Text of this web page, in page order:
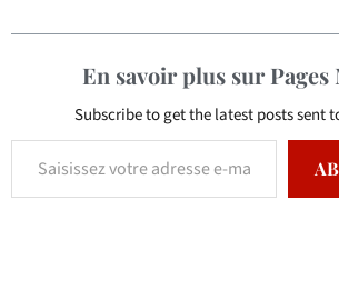
En savoir plus sur Pages
Subscribe to get the latest posts sent